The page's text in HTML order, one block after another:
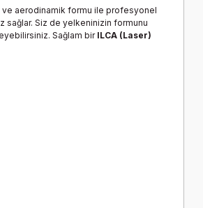
ve aerodinamik formu ile profesyonel
sağlar. Siz de yelkeninizin formunu
Sağlam birILCA (Laser)